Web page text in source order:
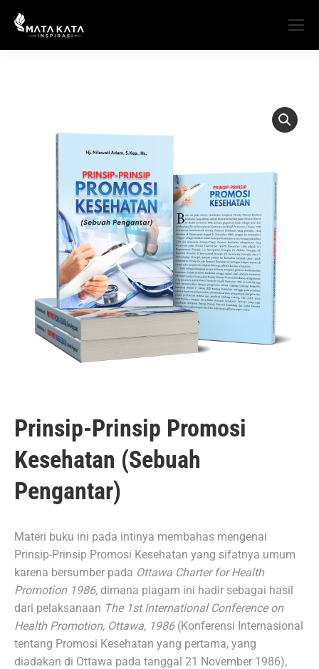
Prinsip-Prinsip Promosi
Kesehatan (Sebuah
Pengantar)
Materi buku ini pada intinya membahas mengenai
Prinsip-Prinsip Promosi Kesehatan yang sifatnya umum
karena bersumber pada Ottawa Charter for Health
Promotion 1986, dimana piagam ini hadir sebagai hasil
dari pelaksanaan The 1st International Conference on
Health Promotion, Ottawa, 1986 (Konferensi Internasional
tentang Promosi Kesehatan yang pertama, yang
diadakan di Ottawa pada tanggal 21 November 1986),